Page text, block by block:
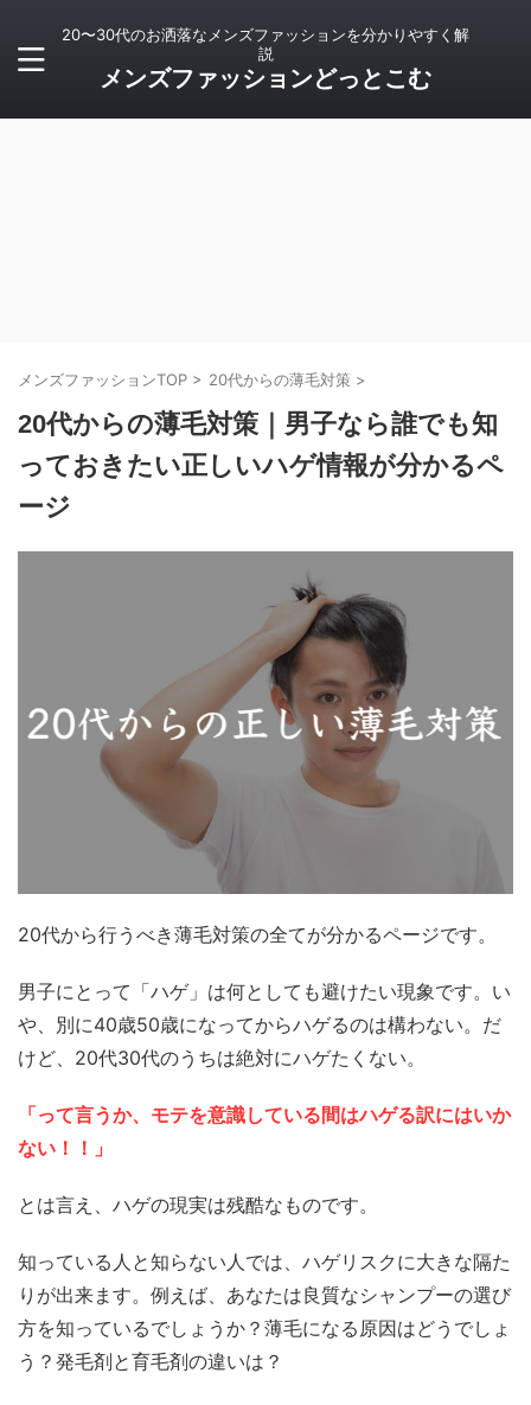
20〜30代のお洒落なメンズファッションを分かりやすく解
説
メンズファッションどっとこむ
メンズファッションTOP > 20代からの薄毛対策 >
20代からの薄毛対策｜男子なら誰でも知
っておきたい正しいハゲ情報が分かるペ
ージ
20代から行うべき薄毛対策の全てが分かるページです。
男子にとって「ハゲ」は何としても避けたい現象です。い
や、別に40歳50歳になってからハゲるのは構わない。だ
けど、20代30代のうちは絶対にハゲたくない。
「って言うか、モテを意識している間はハゲる訳にはいか
ない！！」
とは言え、ハゲの現実は残酷なものです。
知っている人と知らない人では、ハゲリスクに大きな隔た
りが出来ます。例えば、あなたは良質なシャンプーの選び
方を知っているでしょうか？薄毛になる原因はどうでしょ
う？発毛剤と育毛剤の違いは？